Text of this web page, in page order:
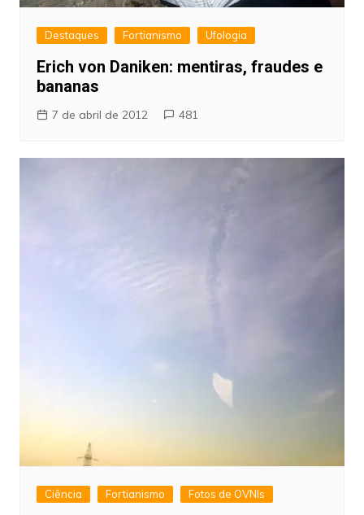
Destaques Fortianismo Ufologia
Erich von Daniken: mentiras, fraudes e
bananas
7 de abril de 2012 481
Ciência Fortianismo Fotos de OVNIs